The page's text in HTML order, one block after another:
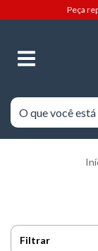
Peça
Filtrar